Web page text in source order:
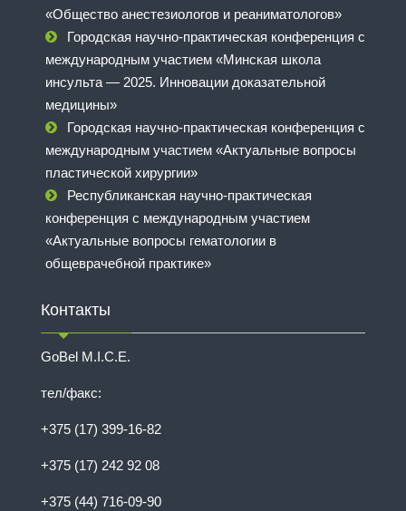
«Общество анестезиологов и реаниматологов»
Городская научно-практическая конференция с
международным участием «Минская школа
инсульта — 2025. Инновации доказательной
медицины»
Городская научно-практическая конференция с
международным участием «Актуальные вопросы
пластической хирургии»
Республиканская научно-практическая
конференция с международным участием
«Актуальные вопросы гематологии в
общеврачебной практике»
Контакты
GoBel M.I.C.E.
тел/факс:
+375 (17) 399-16-82
+375 (17) 242 92 08
+375 (44) 716-09-90